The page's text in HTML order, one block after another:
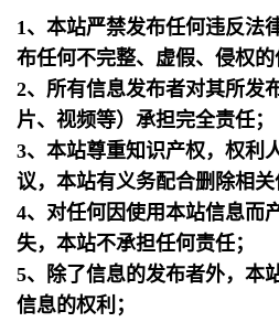
1、本站严禁发布任何违反法
布任何不完整、虚假、侵权的
2、所有信息发布者对其所发
片、视频等）承担完全责任；
3、本站尊重知识产权，权利
议，本站有义务配合删除相关
4、对任何因使用本站信息而
失，本站不承担任何责任；
5、除了信息的发布者外，本
信息的权利；